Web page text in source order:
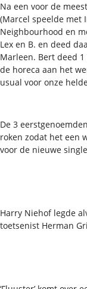
Na een voor de
(Marcel speelde met
Neighbourhood en
Lex en B. en deed
Marleen. Bert deed
de horeca aan het
usual voor onze
De 3
roken zodat het een
voor de nieuwe
Harry Niehof legde
toetsenist Herman